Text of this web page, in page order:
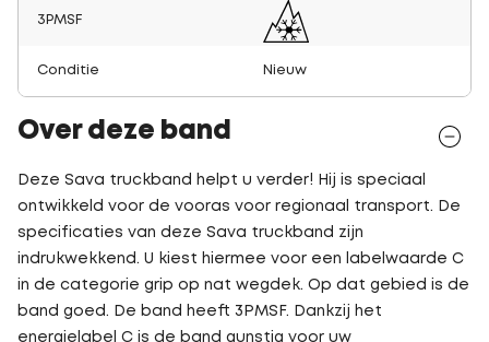
3PMSF
Conditie Nieuw
Over deze band
Deze Sava truckband helpt u verder! Hij is speciaal
ontwikkeld voor de vooras voor regionaal transport. De
specificaties van deze Sava truckband zijn
indrukwekkend. U kiest hiermee voor een labelwaarde C
in de categorie grip op nat wegdek. Op dat gebied is de
band goed. De band heeft 3PMSF. Dankzij het
energielabel C is de band gunstig voor uw